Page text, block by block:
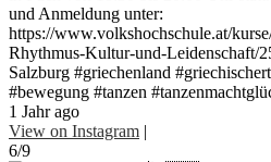
und Anmeldung unter:
https://www.volkshochschule.at/
Rhythmus-Kultur-und-Leidenschaft/
Salzburg #griechenland
#bewegung #tanzen
1 Jahr ago
View on Instagram |
6/9